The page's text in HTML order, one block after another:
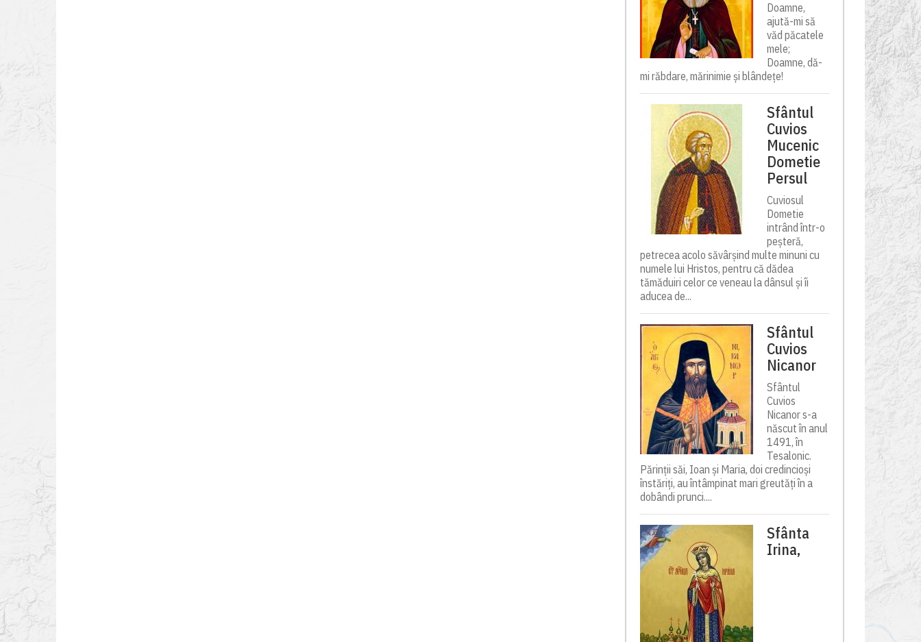
Doamne,
ajută-mi să
văd păcatele
mele;
Doamne, dă-
mi răbdare, mărinimie şi blândeţe!
Sfântul
Cuvios
Mucenic
Dometie
Persul
Cuviosul
Dometie
intrând într-o
peșteră,
petrecea acolo săvârșind multe minuni cu
numele lui Hristos, pentru că dădea
tămăduiri celor ce veneau la dânsul și îi
aducea de...
Sfântul
Cuvios
Nicanor
Sfântul
Cuvios
Nicanor s-a
născut în anul
1491, în
Tesalonic.
Părinții săi, Ioan și Maria, doi credincioși
înstăriți, au întâmpinat mari greutăți în a
dobândi prunci....
Sfânta
Irina,